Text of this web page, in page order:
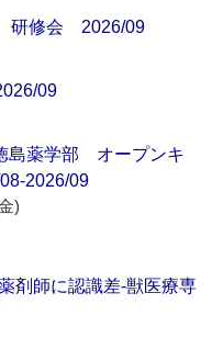
研修会 2026/09
09
島薬学部 オープンキ
2026/09
)
剤師に認識差‐獣医療専